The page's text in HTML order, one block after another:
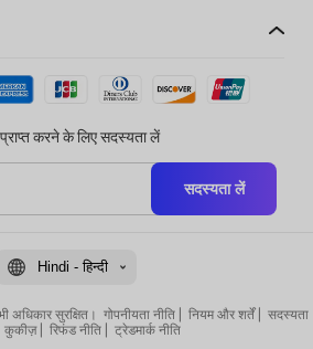
करने के लिए सदस्यता लें
सदस्यता लें
Hindi - हिन्दी
सुरक्षित। गोपनीयता नीति नियम और शर्तें| सदस्यता
कुकीज़| रिफंड नीति| ट्रेडमार्क नीति